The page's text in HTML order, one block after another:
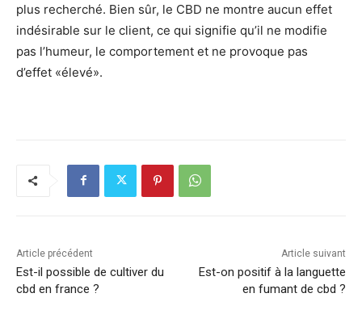
plus recherché. Bien sûr, le CBD ne montre aucun effet
indésirable sur le client, ce qui signifie qu’il ne modifie
pas l’humeur, le comportement et ne provoque pas
d’effet «élevé».
Article précédent
Est-il possible de cultiver du
cbd en france ?
Article suivant
Est-on positif à la languette
en fumant de cbd ?